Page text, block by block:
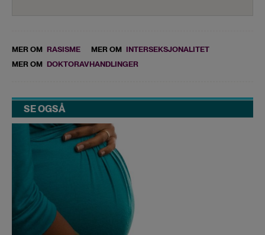
MER OM RASISME MER OM INTERSEKSJONALITET
MER OM DOKTORAVHANDLINGER
SE OGSÅ